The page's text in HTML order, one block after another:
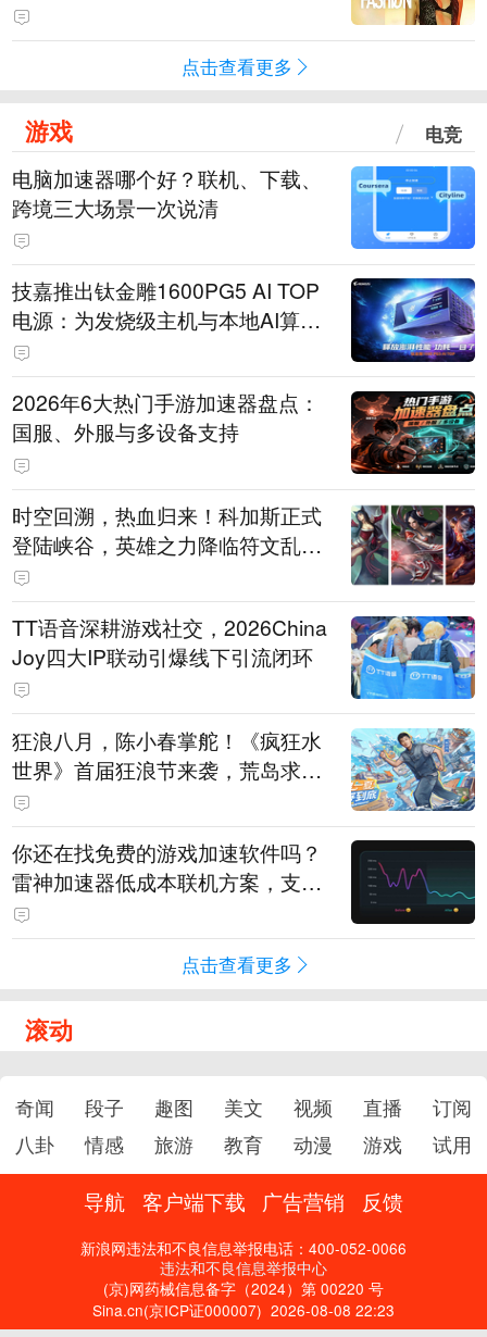
点击查看更多
游戏 电竞
电脑加速器哪个好？联机、下载、
跨境三大场景一次说清
技嘉推出钛金雕1600PG5 AI TOP
电源：为发烧级主机与本地AI算力
打造旗舰供电方案
2026年6大热门手游加速器盘点：
国服、外服与多设备支持
时空回溯，热血归来！科加斯正式
登陆峡谷，英雄之力降临符文乱
斗！
TT语音深耕游戏社交，2026China
Joy四大IP联动引爆线下引流闭环
狂浪八月，陈小春掌舵！《疯狂水
世界》首届狂浪节来袭，荒岛求生
直播即将开启
你还在找免费的游戏加速软件吗？
雷神加速器低成本联机方案，支持
免费试用
点击查看更多
滚动
奇闻 段子 趣图 美文 视频 直播
订阅
八卦
情感 旅游 教育 动漫 游戏 试用
导航 客户端下载 广告营销 反馈
新浪网违法和不良信息举报电话：400-052-0066
违法和不良信息举报中心
(京)网药械信息备字（2024）第 00220 号
Sina.cn(京ICP证000007) 2026-08-08 22:23